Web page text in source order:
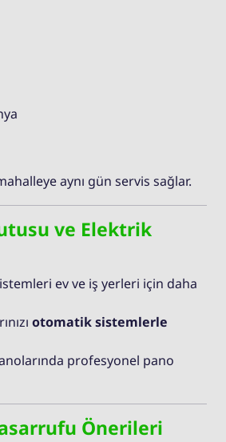
aynı gün servis sağlar.
ve Elektrik
ev ve iş yerleri için daha
otomatik sistemlerle
profesyonel pano
Önerileri